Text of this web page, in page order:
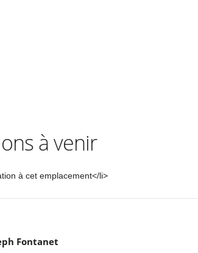
à venir
à cet emplacement</li>
Fontanet